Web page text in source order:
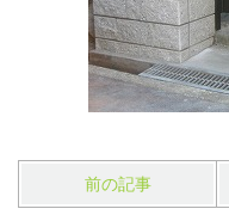
前の記事